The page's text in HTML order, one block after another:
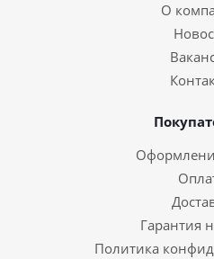
О
Гарантия
Политика